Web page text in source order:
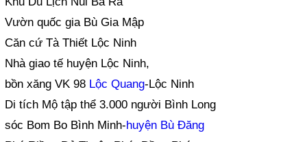
Vườn quốc gia Bù Gia Mập
Căn cứ Tà Thiết Lộc Ninh
Nhà giao tế huyện Lộc Ninh,
bồn xăng VK 98 Lộc Quang-Lộc Ninh
Di tích Mộ tập thể 3.000 người Bình Long
sóc Bom Bo Bình Minh-huyện Bù Đăng